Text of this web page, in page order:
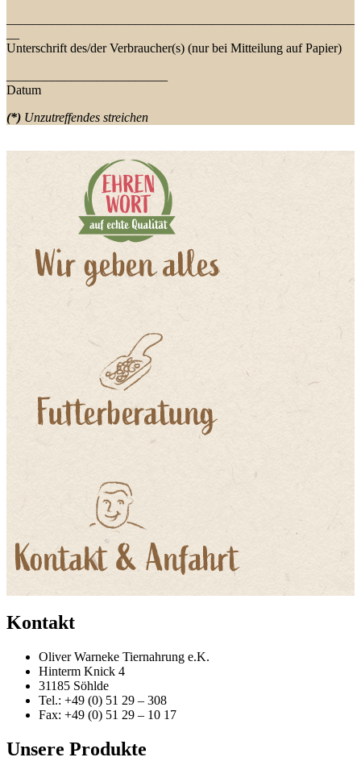
Unterschrift des/der Verbraucher(s) (nur bei Mitteilung auf Papier)
Datum
(*) Unzutreffendes streichen
Kontakt
Oliver Warneke Tiernahrung e.K.
Hinterm Knick 4
31185 Söhlde
Tel.: +49 (0) 51 29 – 308
Fax: +49 (0) 51 29 – 10 17
Unsere Produkte